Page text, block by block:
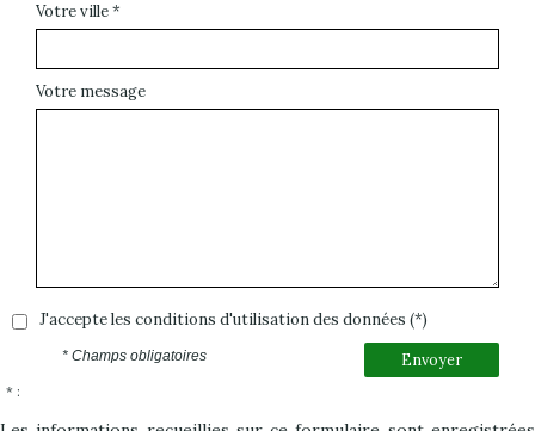
Votre ville *
Votre message
J'accepte les conditions d'utilisation des données (*)
Envoyer
* Champs obligatoires
* :